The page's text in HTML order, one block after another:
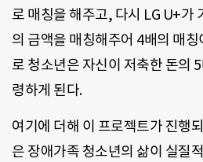
로 매칭을 해주고, 다시 LG U+가
의 금액을 매칭해주어 4배의 매
로 청소년은 자신이 저축한 돈의
령하게 된다.
여기에 더해 이 프로젝트가 진행
은 장애가족 청소년의 삶이 실질